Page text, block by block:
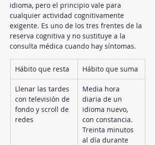
idioma, pero el principio vale para
cualquier actividad cognitivamente
exigente. Es uno de los tres frentes de la
reserva cognitiva y no sustituye a la
consulta médica cuando hay síntomas.
Hábito que resta Hábito que suma
Llenar las tardes
con televisión de
fondo y scroll de
redes
Media hora
diaria de un
idioma nuevo,
con constancia.
Treinta minutos
al día durante